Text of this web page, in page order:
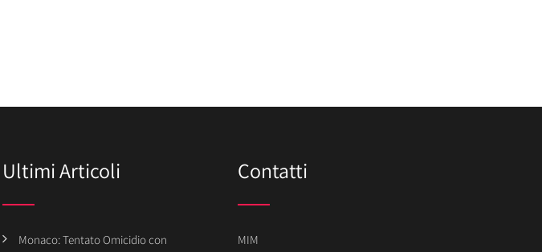
Ultimi Articoli
Monaco: Tentato Omicidio con
Contatti
MIM